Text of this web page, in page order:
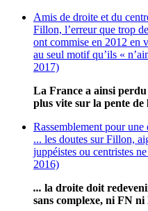
Amis de droite et du
Fillon, l’erreur que trop
ont commise en 2012 en
au seul motif qu’ils «
2017)
La France a ainsi perdu
plus vite sur la pente de
Rassemblement pour une
... les doutes sur Fillon,
juppéistes ou centristes
2016)
... la droite doit
sans complexe, ni FN